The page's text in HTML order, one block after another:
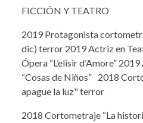
FICCIÓN Y TEATRO
2019 Protagonista
dic) terror 2019 Actriz en
Ópera “L’elisir d’Amore”
“Cosas de Niños” 2018
apague la luz" terror
2018 Cortometraje “La